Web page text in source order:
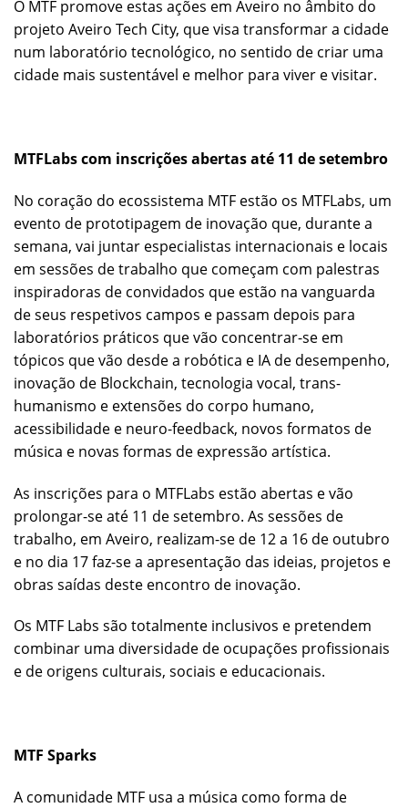
O MTF promove estas ações em Aveiro no âmbito do
projeto Aveiro Tech City, que visa transformar a cidade
num laboratório tecnológico, no sentido de criar uma
cidade mais sustentável e melhor para viver e visitar.
MTFLabs com inscrições abertas até 11 de setembro
No coração do ecossistema MTF estão os MTFLabs, um
evento de prototipagem de inovação que, durante a
semana, vai juntar especialistas internacionais e locais
em sessões de trabalho que começam com palestras
inspiradoras de convidados que estão na vanguarda
de seus respetivos campos e passam depois para
laboratórios práticos que vão concentrar-se em
tópicos que vão desde a robótica e IA de desempenho,
inovação de Blockchain, tecnologia vocal, trans-
humanismo e extensões do corpo humano,
acessibilidade e neuro-feedback, novos formatos de
música e novas formas de expressão artística.
As inscrições para o MTFLabs estão abertas e vão
prolongar-se até 11 de setembro. As sessões de
trabalho, em Aveiro, realizam-se de 12 a 16 de outubro
e no dia 17 faz-se a apresentação das ideias, projetos e
obras saídas deste encontro de inovação.
Os MTF Labs são totalmente inclusivos e pretendem
combinar uma diversidade de ocupações profissionais
e de origens culturais, sociais e educacionais.
MTF Sparks
A comunidade MTF usa a música como forma de